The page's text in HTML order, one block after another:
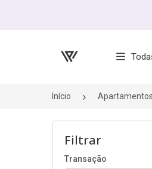
Página inicial
Início
Filtrar
Transação